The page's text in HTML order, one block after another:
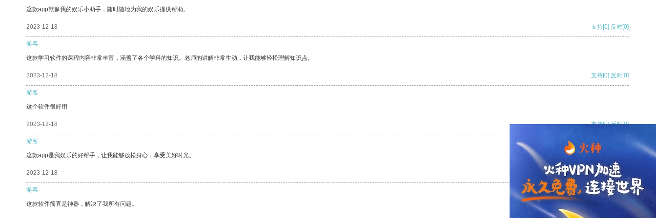
这款app就像我的娱乐小助手，随时随地为我的娱乐提供帮助。
2023-12-18 支持[0] 反对[0]
游客
这款学习软件的课程内容非常丰富，涵盖了各个学科的知识。老师的讲解非常生动，让我能够轻松理解知识点。
2023-12-18 支持[0] 反对[0]
游客
这个软件很好用
2023-12-18 支持[0] 反对[0]
游客
这款app是我娱乐的好帮手，让我能够放松身心，享受美好时光。
2023-12-18 支持[0] 反对
游客
这款软件简直是神器，解决了我所有问题。